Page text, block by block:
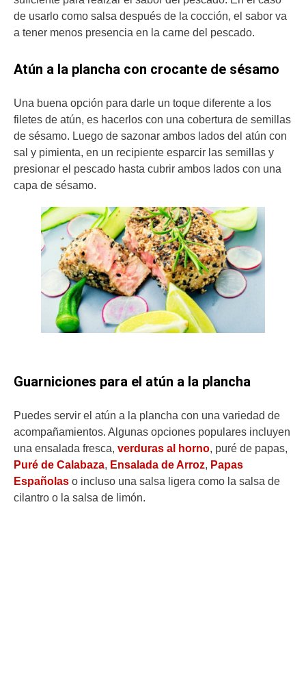
de usarlo como salsa después de la cocción, el sabor va
a tener menos presencia en la carne del pescado.
Atún a la plancha con crocante de sésamo
Una buena opción para darle un toque diferente a los
filetes de atún, es hacerlos con una cobertura de semillas
de sésamo. Luego de sazonar ambos lados del atún con
sal y pimienta, en un recipiente esparcir las semillas y
presionar el pescado hasta cubrir ambos lados con una
capa de sésamo.
Guarniciones para el atún a la plancha
Puedes servir el atún a la plancha con una variedad de
acompañamientos. Algunas opciones populares incluyen
una ensalada fresca, verduras al horno, puré de papas,
Puré de Calabaza, Ensalada de Arroz, Papas
Españolas o incluso una salsa ligera como la salsa de
cilantro o la salsa de limón.